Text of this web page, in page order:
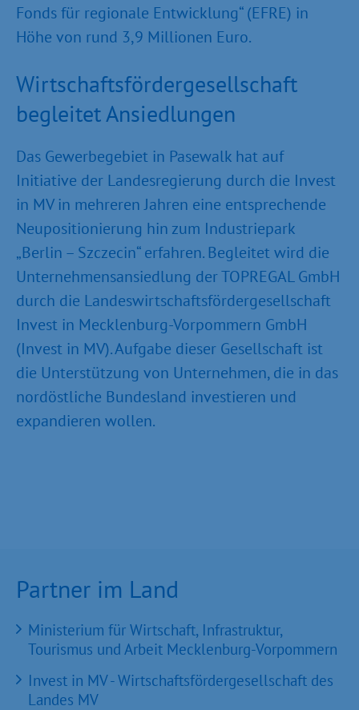
Fonds für regionale Entwicklung“ (EFRE) in
Höhe von rund 3,9 Millionen Euro.
Wirtschaftsfördergesellschaft
begleitet Ansiedlungen
Das Gewerbegebiet in Pasewalk hat auf
Initiative der Landesregierung durch die Invest
in MV in mehreren Jahren eine entsprechende
Neupositionierung hin zum Industriepark
„Berlin – Szczecin“ erfahren. Begleitet wird die
Unternehmensansiedlung der TOPREGAL GmbH
durch die Landeswirtschaftsfördergesellschaft
Invest in Mecklenburg-Vorpommern GmbH
(Invest in MV). Aufgabe dieser Gesellschaft ist
die Unterstützung von Unternehmen, die in das
nordöstliche Bundesland investieren und
expandieren wollen.
Partner im Land
Ministerium für Wirtschaft, Infrastruktur,
Tourismus und Arbeit Mecklenburg-Vorpommern
Invest in MV - Wirtschaftsfördergesellschaft des
Landes MV